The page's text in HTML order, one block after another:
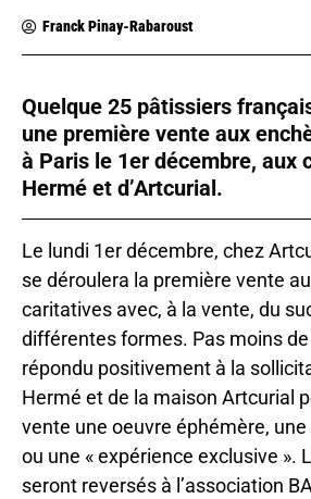
Franck Pinay-Rabaroust
Quelque 25 pâtissiers
une première vente aux
à Paris le 1er décembre, aux
Hermé et d’Artcurial.
Le lundi 1er décembre, chez
se déroulera la première vente
caritatives avec, à la vente, du
différentes formes. Pas moins
répondu positivement à la
Hermé et de la maison Artcurial
vente une oeuvre éphémère,
ou une « expérience exclusive ».
seront reversés à l’association